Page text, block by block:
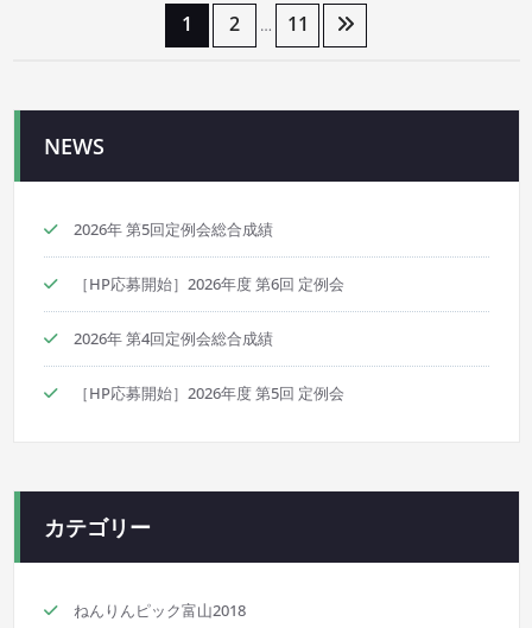
ビ
1 2 … 11
NEWS
2026年 第5回定例会総合成績
［HP応募開始］2026年度 第6回 定例会
2026年 第4回定例会総合成績
［HP応募開始］2026年度 第5回 定例会
カテゴリー
ねんりんピック富山2018